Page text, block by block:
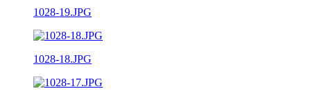
1028-19.JPG
1028-18.JPG